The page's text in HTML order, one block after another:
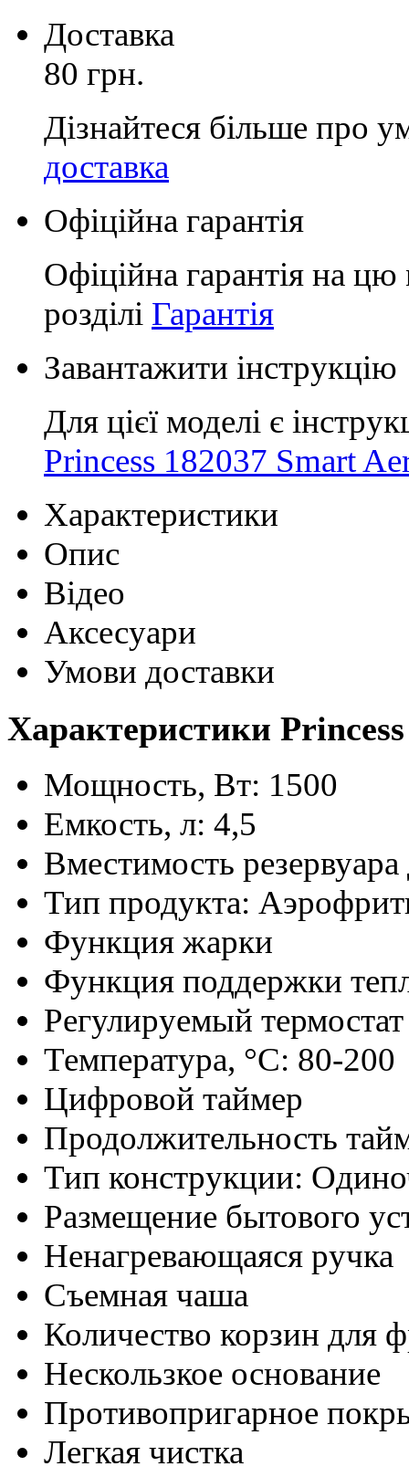
Доставка
80 грн.
Дізнайтеся більше про
доставка
Офіційна гарантія
Офіційна гарантія на
розділі Гарантія
Завантажити інструкцію
Для цієї моделі є
Princess 182037 Smart
Характеристики
Опис
Відео
Аксесуари
Умови доставки
Характеристики
Мощность, Вт: 1500
Емкость, л: 4,5
Вместимость
Тип продукта:
Функция жарки
Функция поддержки
Регулируемый термостат
Температура, °C: 80-200
Цифровой таймер
Продолжительность
Тип конструкции:
Размещение бытового
Ненагревающаяся ручка
Съемная чаша
Количество корзин для
Нескользкое основание
Противопригарное
Легкая чистка